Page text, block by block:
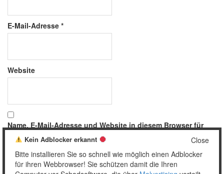
E-Mail-Adresse *
Website
Name, E-Mail-Adresse und Website in diesem Browser für
meinen nächsten Kommentar speichern.
Close
Kein Adblocker erkannt
Bitte installieren Sie so schnell wie möglich einen Adblocker
für ihren Webbrowser! Sie schützen damit die Ihren